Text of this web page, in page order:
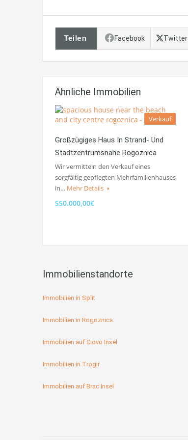
Teilen Facebook Twitter
Ähnliche Immobilien
Verkauf
Großzügiges Haus In Strand- Und
Stadtzentrumsnähe Rogoznica
Wir vermitteln den Verkauf eines
sorgfältig gepflegten Mehrfamilienhauses
in… Mehr Details
550.000,00€
Immobilienstandorte
Immobilien in Split
Immobilien in Rogoznica
Immobilien auf Ciovo Insel
Immobilien in Trogir
Immobilien auf Brac Insel